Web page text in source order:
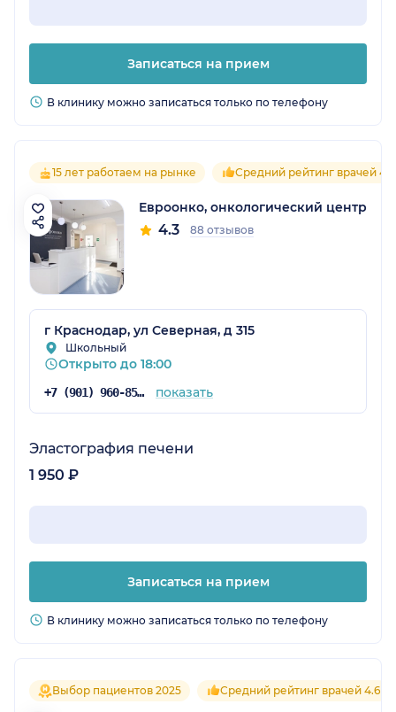
Записаться на прием
В клинику можно записаться только по телефону
15 лет работаем на рынке Средний рейтинг врачей 4.7
Евроонко, онкологический центр
4.3 88 отзывов
г Краснодар, ул Северная, д 315
Школьный
Открыто до 18:00
+7 (901) 960-85-87 показать
Эластография печени
1 950 ₽
Записаться на прием
В клинику можно записаться только по телефону
Выбор пациентов 2025 Средний рейтинг врачей 4.6